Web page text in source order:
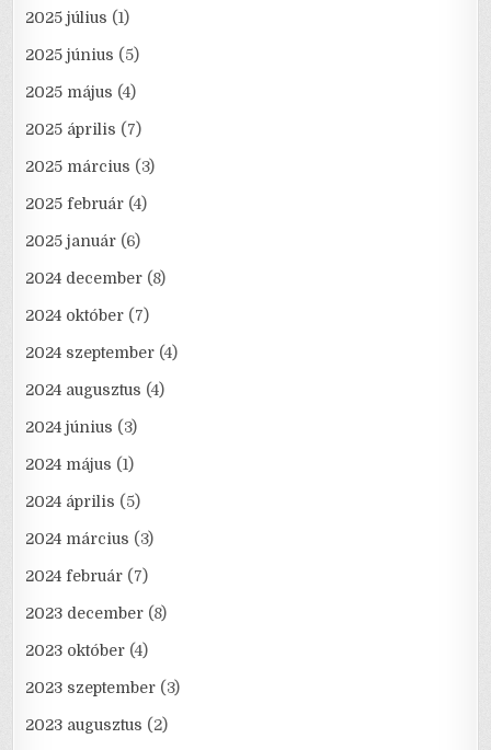
2025 július (1)
2025 június (5)
2025 május (4)
2025 április (7)
2025 március (3)
2025 február (4)
2025 január (6)
2024 december (8)
2024 október (7)
2024 szeptember (4)
2024 augusztus (4)
2024 június (3)
2024 május (1)
2024 április (5)
2024 március (3)
2024 február (7)
2023 december (8)
2023 október (4)
2023 szeptember (3)
2023 augusztus (2)